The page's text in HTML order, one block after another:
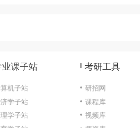
课子站
机子站
学子站
学子站
考研工具
研招网
课程库
视频库